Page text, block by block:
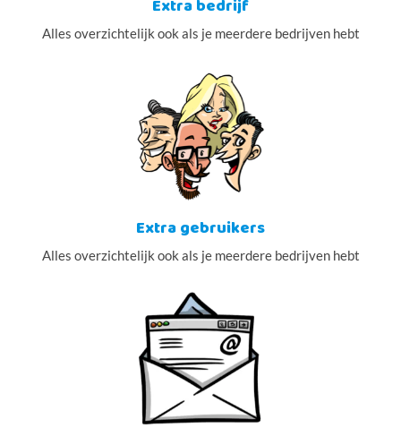
Extra bedrijf
Alles overzichtelijk ook als je meerdere bedrijven hebt
Extra gebruikers
Alles overzichtelijk ook als je meerdere bedrijven hebt